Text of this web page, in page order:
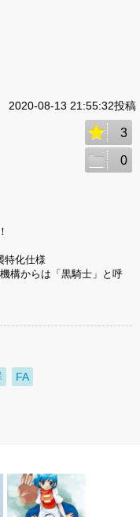
2020-08-13 21:55:32投稿
3
0
特化仕様
構からは「黒騎士」と呼
FA